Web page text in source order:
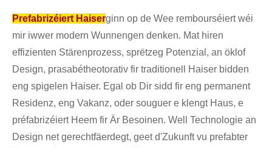
Prefabrizéiert Haiserginn op de Wee rembourséiert wéi
mir iwwer modern Wunnengen denken. Mat hiren
effizienten Stärenprozess, sprëtzeg Potenzial, an öklof
Design, prasabétheotorativ fir traditionell Haiser bidden
eng spigelen Haiser. Egal ob Dir sidd fir eng permanent
Residenz, eng Vakanz, oder souguer e klengt Haus, e
préfabrizéiert Heem fir Är Besoinen. Well Technologie an
Design net gerechtfäerdegt, geet d'Zukunft vu prefabter